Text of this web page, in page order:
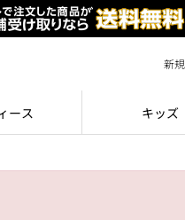
新
ース キッズ